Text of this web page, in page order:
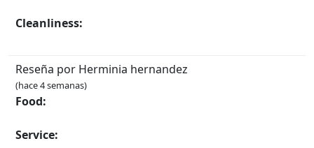
Cleanliness:
Reseña por Herminia hernandez
(hace 4 semanas)
Food:
Service: